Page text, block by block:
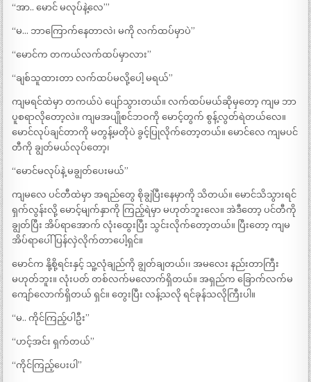
“အာ.. မောင် မလုပ်နဲ့လေ’”
“မ… ဘာကြောက်နေတာလဲ၊ မကို လက်ထပ်မှာပဲ”
“မောင်က တကယ်လက်ထပ်မှာလား”
“ချစ်သူထားတာ လက်ထပ်မလို့ပေါ့ မရယ်”
ကျမရင်ထဲမှာ တကယ်ပဲ ပျော်သွားတယ်။ လက်ထပ်မယ်ဆိုမှတော့ ကျမ ဘာ
ပူစရာလိုတော့လဲ။ ကျမအပျိုစင်ဘဝကို မောင့်တွက် စွန့်လွတ်ရဲတယ်လေ။
မောင်လုပ်ချင်တာကို မတွန့်မတိုပဲ ခွင့်ပြုလိုက်တော့တယ်။ မောင်လေ ကျမပင်
တီကို ချွတ်မယ်လုပ်တော့၊
“မောင်မလုပ်နဲ့ မချွတ်ပေးမယ်”
ကျမလေ ပင်တီထဲမှာ အရည်တွေ စိုချွဲပြီးနေမှာကို သိတယ်။ မောင်သိသွားရင်
ရှက်လွန်းလို့ မောင့်မျက်နှာကို ကြည့်ရဲမှာ မဟုတ်ဘူးလေ။ အဲဒီတော့ ပင်တီကို
ချွတ်ပြီး အိပ်ရာအောက် လုံးထွေးပြီး သွင်းလိုက်တော့တယ်။ ပြီးတော့ ကျမ
အိပ်ရာပေါ် ပြန်လှဲလိုက်တာပေါ့ရှင်။
မောင်က နို့စို့ရင်းနှင့် သူ့လုံချည်ကို ချွတ်ချတယ်၊၊ အမလေး နည်းတာကြီး
မဟုတ်ဘူး။ လုံးပတ် တစ်လက်မလောက်ရှိတယ်။ အရှည်က ခြောက်လက်မ
ကျော်လောက်ရှိတယ် ရှင်။ တွေးပြီး လန့်သလို ရင်ခုန်သလိုကြီးပါ။
“မ.. ကိုင်ကြည့်ပါဦး”
“ဟင့်အင်း ရှက်တယ်”
“ကိုင်ကြည့်ပေးပါ”